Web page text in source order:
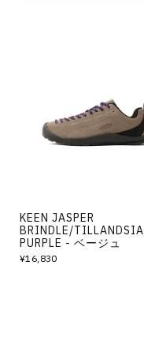
KEEN JASPER
BRINDLE/TILLANDSIA
PURPLE - ベージュ
¥16,830